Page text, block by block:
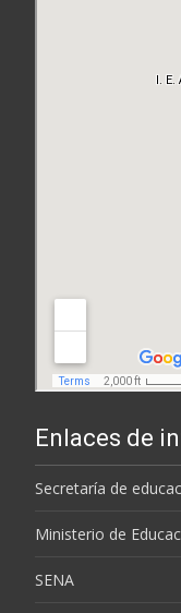
Enlaces de
Secretaría de
Ministerio de
SENA